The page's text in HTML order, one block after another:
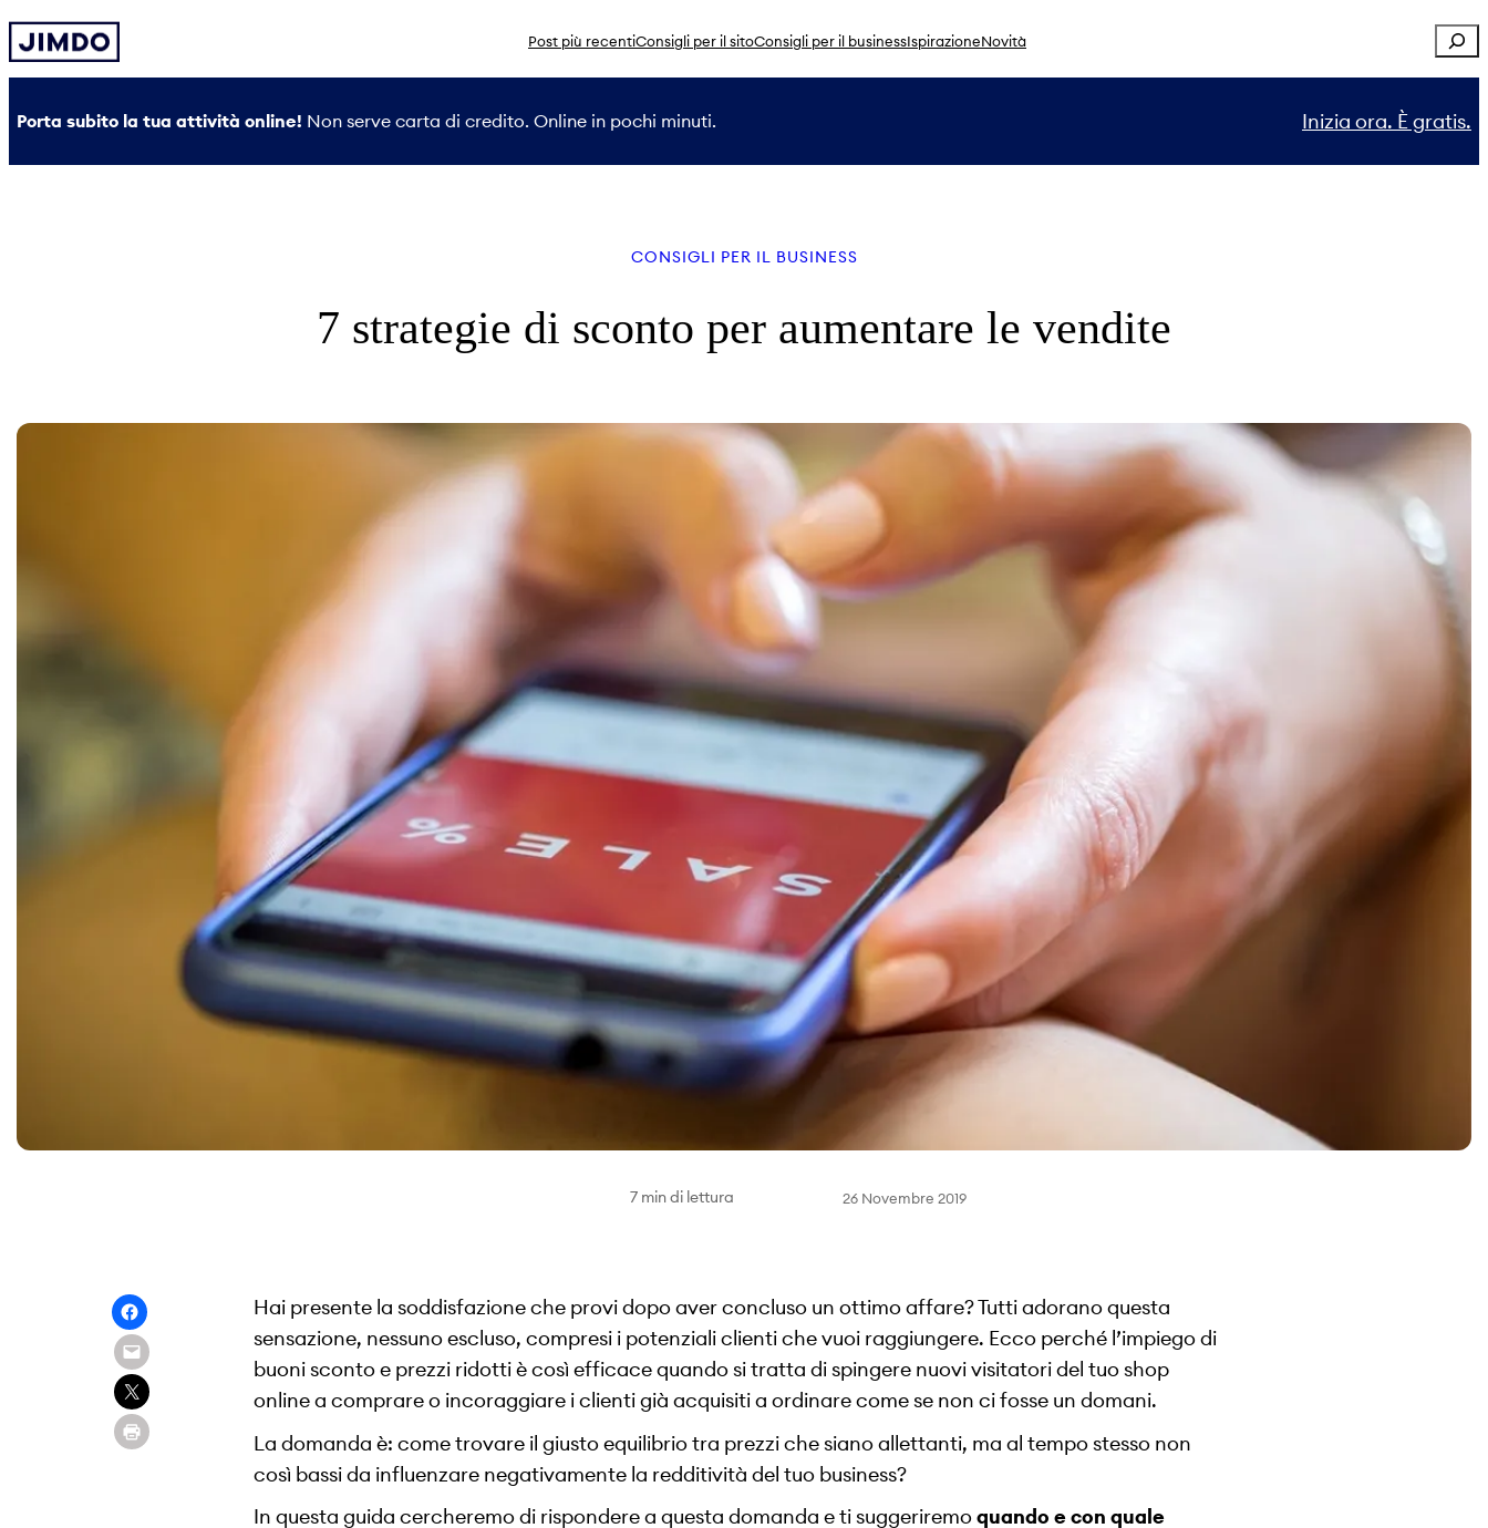
Vai
al
contenuto
Post più recentiConsigli per il sitoConsigli per il businessIspirazioneNovità
Porta subito la tua attività online! Non serve carta di credito. Online in pochi minuti. Inizia ora. È gratis.
CONSIGLI PER IL BUSINESS
7 strategie di sconto per aumentare le vendite
7 min di lettura 26 Novembre 2019
Hai presente la soddisfazione che provi dopo aver concluso un ottimo affare? Tutti adorano questa
sensazione, nessuno escluso, compresi i potenziali clienti che vuoi raggiungere. Ecco perché l’impiego di
buoni sconto e prezzi ridotti è così efficace quando si tratta di spingere nuovi visitatori del tuo shop
online a comprare o incoraggiare i clienti già acquisiti a ordinare come se non ci fosse un domani.
La domanda è: come trovare il giusto equilibrio tra prezzi che siano allettanti, ma al tempo stesso non
così bassi da influenzare negativamente la redditività del tuo business?
In questa guida cercheremo di rispondere a questa domanda e ti suggeriremoquando e con quale